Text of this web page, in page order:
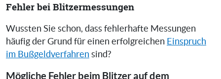
Fehler bei Blitzermessungen
Wussten Sie schon, dass fehlerhafte Messungen
häufig der Grund für einen erfolgreichen Einspruch
im Bußgeldverfahren sind?
Mögliche Fehler beim Blitzer auf dem